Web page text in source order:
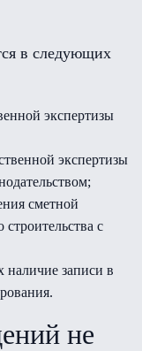
в следующих
экспертизы
экспертизы
сметной
с
наличие записи в
не